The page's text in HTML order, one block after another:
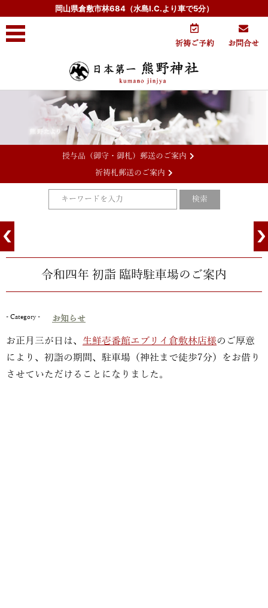
岡山県倉敷市林684（水島I.C.より車で5分）
祈祷ご予約 お問合せ
授与品（御守・御札）郵送のご案内
祈祷札郵送のご案内
令和四年 初詣 臨時駐車場のご案内
- Category - お知らせ
お正月三が日は、 生鮮壱番館エブリイ倉敷林店様のご厚意
により、初詣の期間、駐車場（神社まで徒歩7分）をお借り
させていただけることになりました。